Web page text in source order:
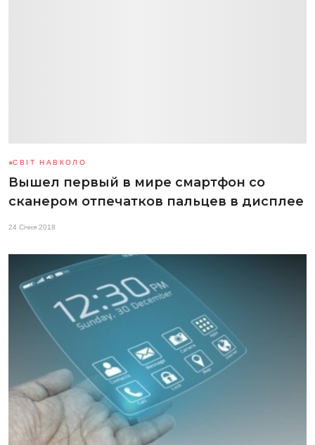
СВІТ НАВКОЛО
Вышел первый в мире смартфон со
сканером отпечатков пальцев в дисплее
24 Січня 2018